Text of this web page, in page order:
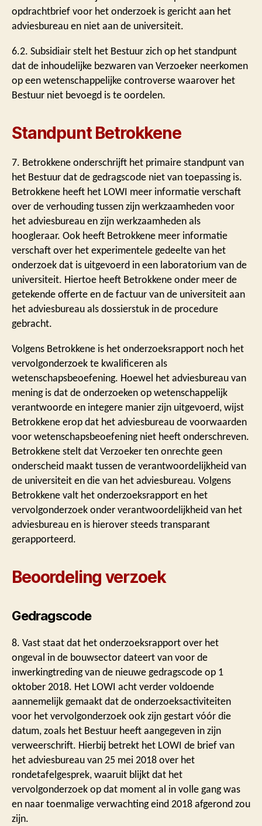
opdrachtbrief voor het onderzoek is gericht aan het
adviesbureau en niet aan de universiteit.
6.2. Subsidiair stelt het Bestuur zich op het standpunt
dat de inhoudelijke bezwaren van Verzoeker neerkomen
op een wetenschappelijke controverse waarover het
Bestuur niet bevoegd is te oordelen.
Standpunt Betrokkene
7. Betrokkene onderschrijft het primaire standpunt van
het Bestuur dat de gedragscode niet van toepassing is.
Betrokkene heeft het LOWI meer informatie verschaft
over de verhouding tussen zijn werkzaamheden voor
het adviesbureau en zijn werkzaamheden als
hoogleraar. Ook heeft Betrokkene meer informatie
verschaft over het experimentele gedeelte van het
onderzoek dat is uitgevoerd in een laboratorium van de
universiteit. Hiertoe heeft Betrokkene onder meer de
getekende offerte en de factuur van de universiteit aan
het adviesbureau als dossierstuk in de procedure
gebracht.
Volgens Betrokkene is het onderzoeksrapport noch het
vervolgonderzoek te kwalificeren als
wetenschapsbeoefening. Hoewel het adviesbureau van
mening is dat de onderzoeken op wetenschappelijk
verantwoorde en integere manier zijn uitgevoerd, wijst
Betrokkene erop dat het adviesbureau de voorwaarden
voor wetenschapsbeoefening niet heeft onderschreven.
Betrokkene stelt dat Verzoeker ten onrechte geen
onderscheid maakt tussen de verantwoordelijkheid van
de universiteit en die van het adviesbureau. Volgens
Betrokkene valt het onderzoeksrapport en het
vervolgonderzoek onder verantwoordelijkheid van het
adviesbureau en is hierover steeds transparant
gerapporteerd.
Beoordeling verzoek
Gedragscode
8. Vast staat dat het onderzoeksrapport over het
ongeval in de bouwsector dateert van voor de
inwerkingtreding van de nieuwe gedragscode op 1
oktober 2018. Het LOWI acht verder voldoende
aannemelijk gemaakt dat de onderzoeksactiviteiten
voor het vervolgonderzoek ook zijn gestart vóór die
datum, zoals het Bestuur heeft aangegeven in zijn
verweerschrift. Hierbij betrekt het LOWI de brief van
het adviesbureau van 25 mei 2018 over het
rondetafelgesprek, waaruit blijkt dat het
vervolgonderzoek op dat moment al in volle gang was
en naar toenmalige verwachting eind 2018 afgerond zou
zijn.